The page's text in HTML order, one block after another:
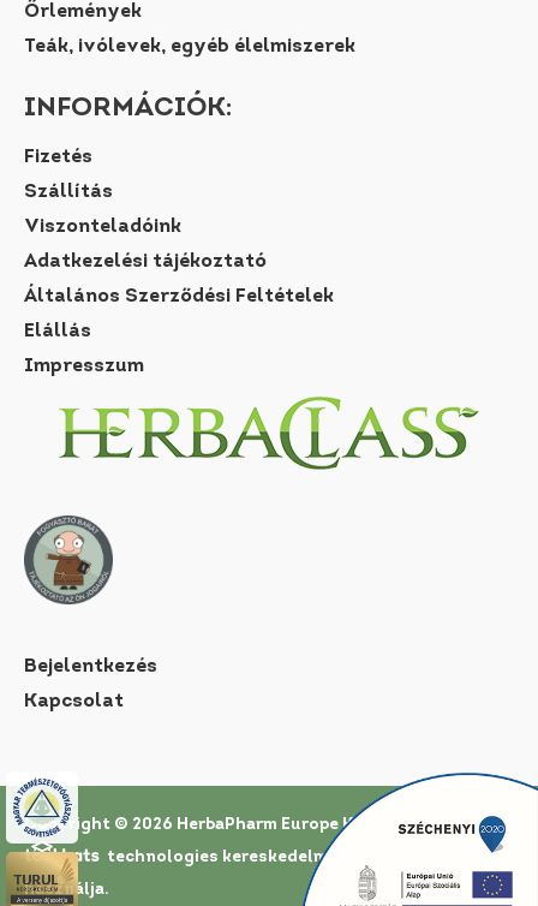
Őrlemények
Teák, ivólevek, egyéb élelmiszerek
INFORMÁCIÓK:
Fizetés
Szállítás
Viszonteladóink
Adatkezelési tájékoztató
Általános Szerződési Feltételek
Elállás
Impresszum
Bejelentkezés
Kapcsolat
Copyright © 2026 HerbaPharm Europe Kft. | Az oldal a
technologies kereskedelmi rendszerét
használja.